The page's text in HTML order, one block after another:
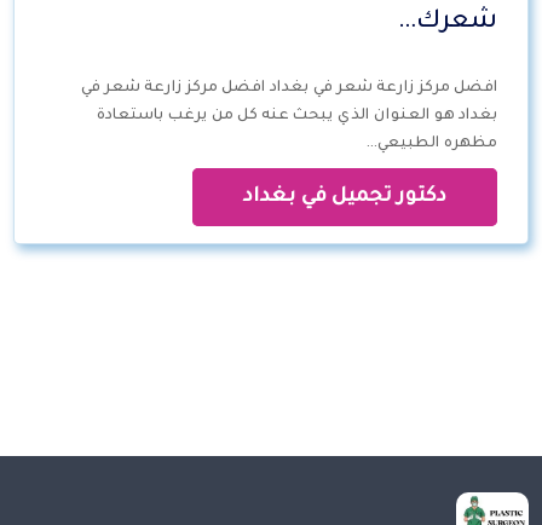
شعرك…
افضل مركز زارعة شعر في بغداد افضل مركز زارعة شعر في
بغداد هو العنوان الذي يبحث عنه كل من يرغب باستعادة
مظهره الطبيعي…
دكتور تجميل في بغداد